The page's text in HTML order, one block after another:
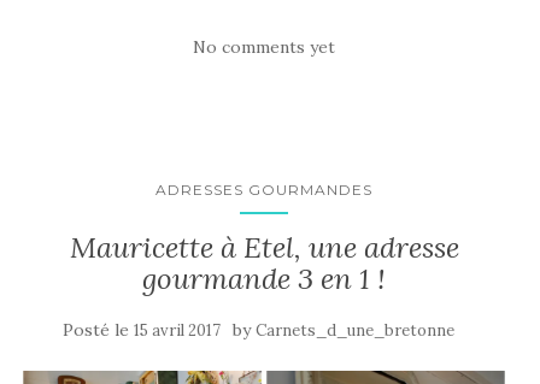
No comments yet
ADRESSES GOURMANDES
Mauricette à Etel, une adresse
gourmande 3 en 1 !
Posté le 15 avril 2017 byCarnets_d_une_bretonne